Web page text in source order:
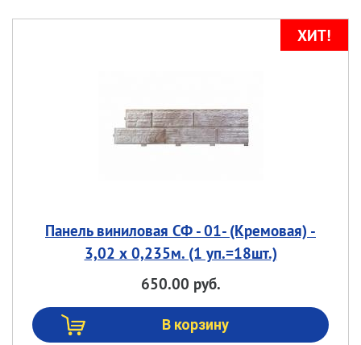
Панель виниловая СФ - 01- (Кремовая) -
3,02 х 0,235м. (1 уп.=18шт.)
650.00 руб.